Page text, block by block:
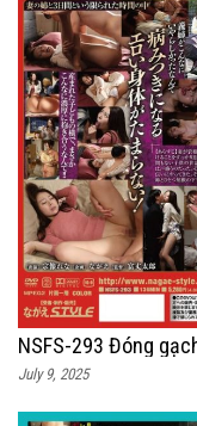
NSFS-293 Đóng
July 9, 2025